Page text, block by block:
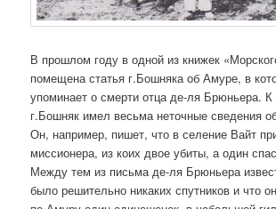
В прошлом году в одной из книжек
помещена статья г.Бошняка об Амуре, в
упоминает о смерти отца де-ля Брюньера.
г.Бошняк имел весьма неточные сведения
Он, например, пишет, что в селение Вайт
миссионера, из коих двое убиты, а один
Между тем из письма де-ля Брюньера
было решительно никаких спутников и что